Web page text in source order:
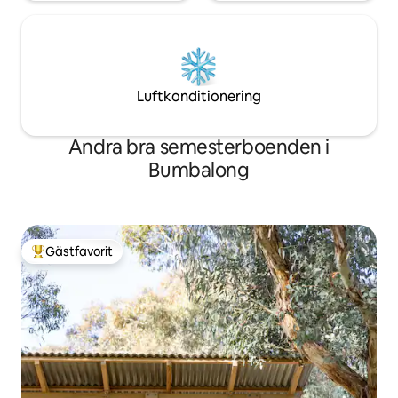
Luftkonditionering
Andra bra semesterboenden i
Bumbalong
Populär gästfavorit
Gästfavorit